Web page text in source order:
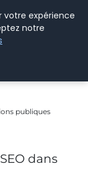
publiques
dans
votre expérience
notre